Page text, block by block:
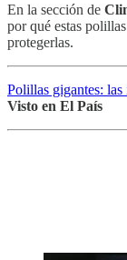
En la sección de
por qué estas
protegerlas.
Polillas gigantes: las
Visto en El País